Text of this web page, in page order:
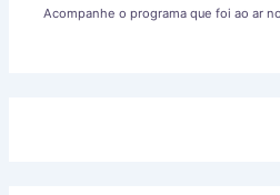
Acompanhe o programa que foi ao ar